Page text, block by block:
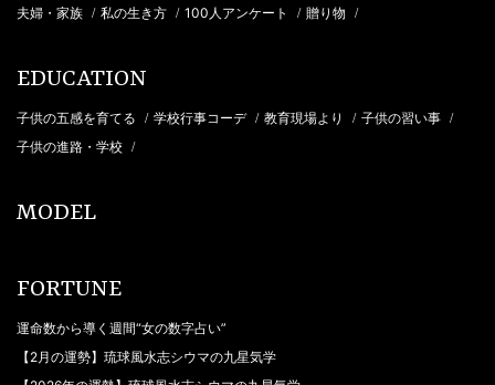
夫婦・家族 / 私の生き方 / 100人アンケート / 贈り物 /
EDUCATION
子供の五感を育てる / 学校行事コーデ / 教育現場より / 子供の習い事 /
子供の進路・学校 /
MODEL
FORTUNE
運命数から導く週間“女の数字占い”
【2月の運勢】琉球風水志シウマの九星気学